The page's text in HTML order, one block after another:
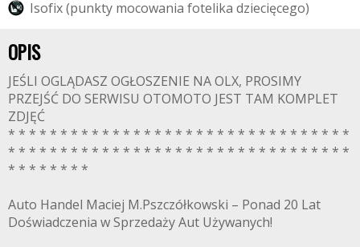
Isofix(punkty mocowania fotelika dziecięcego)
OPIS
JEŚLI OGLĄDASZ OGŁOSZENIE NA OLX, PROSIMY
PRZEJŚĆ DO SERWISU OTOMOTO JEST TAM KOMPLET
ZDJĘĆ
* * * * * * * * * * * * * * * * * * * * * * * * * * * * * * * * *
* * * * * * * * * * * * * * * * * * * * * * * * * * * * * * * * *
* * * * * * * *
Auto Handel Maciej M.Pszczółkowski – Ponad 20 Lat
Doświadczenia w Sprzedaży Aut Używanych!